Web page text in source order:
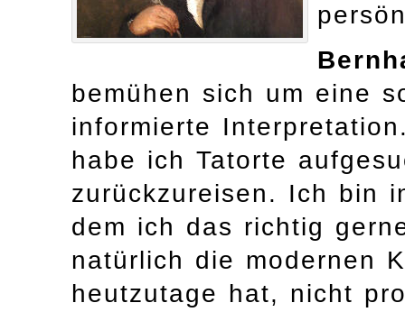
bemühen sich um eine
informierte
habe ich Tatorte
zurückzureisen. Ich bin
dem ich das richtig
natürlich die modernen
heutzutage hat, nicht